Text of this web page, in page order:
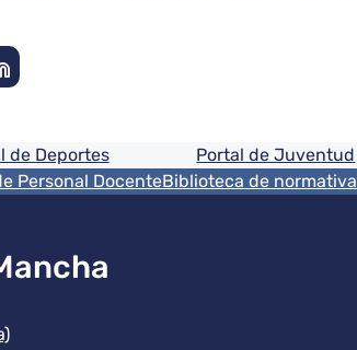
de Deportes Portal de Juventud
Personal DocenteBiblioteca de normativa